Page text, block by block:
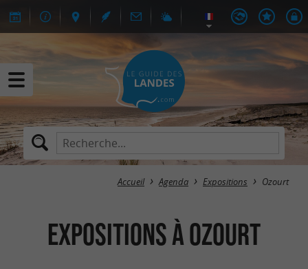
Accueil Agenda Expositions Ozourt
Expositions à Ozourt